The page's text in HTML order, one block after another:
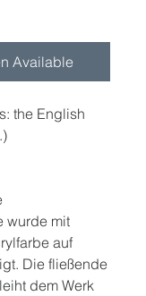
Available
the English
wurde mit
auf
Die fließende
dem Werk